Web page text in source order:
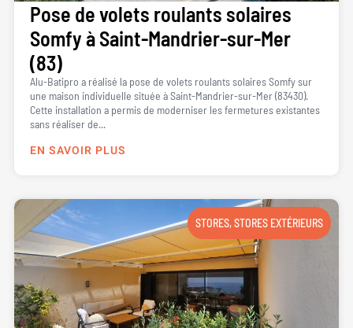
Pose de volets roulants solaires
Somfy à Saint-Mandrier-sur-Mer
(83)
Alu-Batipro a réalisé la pose de volets roulants solaires Somfy sur
une maison individuelle située à Saint-Mandrier-sur-Mer (83430).
Cette installation a permis de moderniser les fermetures existantes
sans réaliser de...
EN SAVOIR PLUS
STORES,STORES EXTÉRIEURS